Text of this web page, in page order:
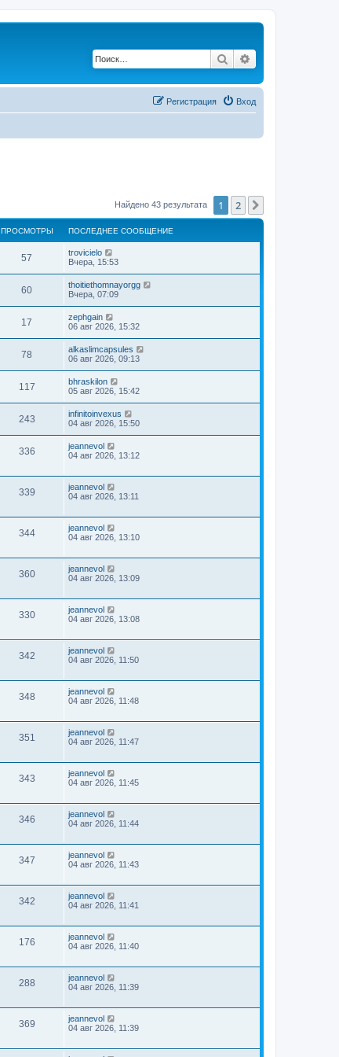
Поиск
Вход
Регистрация
Найдено 43 результата 1 2
ПРОСМОТРЫ ПОСЛЕДНЕЕ СООБЩЕНИЕ
57
trovicielo
Вчера, 15:53
60
thoitiethomnayorgg
Вчера, 07:09
17
zephgain
06 авг 2026, 15:32
78
alkaslimcapsules
06 авг 2026, 09:13
117
bhraskilon
05 авг 2026, 15:42
243
infinitoinvexus
04 авг 2026, 15:50
336
jeannevol
04 авг 2026, 13:12
339
jeannevol
04 авг 2026, 13:11
344
jeannevol
04 авг 2026, 13:10
360
jeannevol
04 авг 2026, 13:09
330
jeannevol
04 авг 2026, 13:08
342
jeannevol
04 авг 2026, 11:50
348
jeannevol
04 авг 2026, 11:48
351
jeannevol
04 авг 2026, 11:47
343
jeannevol
04 авг 2026, 11:45
346
jeannevol
04 авг 2026, 11:44
347
jeannevol
04 авг 2026, 11:43
342
jeannevol
04 авг 2026, 11:41
176
jeannevol
04 авг 2026, 11:40
288
jeannevol
04 авг 2026, 11:39
369
jeannevol
04 авг 2026, 11:39